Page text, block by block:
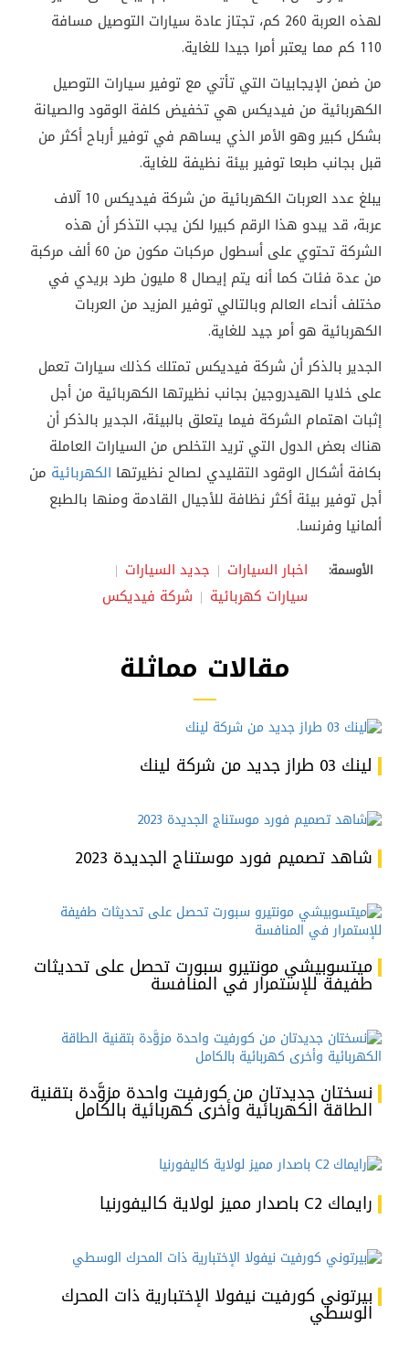
لهذه العربة 260 كم، تجتاز عادة سيارات التوصيل مسافة
110 كم مما يعتبر أمرا جيدا للغاية.
من ضمن الإيجابيات التي تأتي مع توفير سيارات التوصيل
الكهربائية من فيديكس هي تخفيض كلفة الوقود والصيانة
بشكل كبير وهو الأمر الذي يساهم في توفير أرباح أكثر من
قبل بجانب طبعا توفير بيئة نظيفة للغاية.
يبلغ عدد العربات الكهربائية من شركة فيديكس 10 آلاف
عربة، قد يبدو هذا الرقم كبيرا لكن يجب التذكر أن هذه
الشركة تحتوي على أسطول مركبات مكون من 60 ألف مركبة
من عدة فئات كما أنه يتم إيصال 8 مليون طرد بريدي في
مختلف أنحاء العالم وبالتالي توفير المزيد من العربات
الكهربائية هو أمر جيد للغاية.
الجدير بالذكر أن شركة فيديكس تمتلك كذلك سيارات تعمل
على خلايا الهيدروجين بجانب نظيرتها الكهربائية من أجل
إثبات اهتمام الشركة فيما يتعلق بالبيئة، الجدير بالذكر أن
هناك بعض الدول التي تريد التخلص من السيارات العاملة
بكافة أشكال الوقود التقليدي لصالح نظيرتها الكهربائية من
أجل توفير بيئة أكثر نظافة للأجيال القادمة ومنها بالطبع
ألمانيا وفرنسا.
الأوسمة: اخبار السيارات
جديد السيارات
سيارات كهربائية
شركة فيديكس
مقالات مماثلة
لينك 03 طراز جديد من شركة لينك
شاهد تصميم فورد موستناج الجديدة 2023
ميتسوبيشي مونتيرو سبورت تحصل على تحديثات
طفيفة للإستمرار في المنافسة
نسختان جديدتان من كورفيت واحدة مزوَّدة بتقنية
الطاقة الكهربائية وأخرى كهربائية بالكامل
رايماك C2 باصدار مميز لولاية كاليفورنيا
بيرتوني كورفيت نيفولا الإختبارية ذات المحرك
الوسطي